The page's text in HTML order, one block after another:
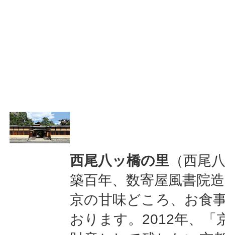
西尾八ッ橋の里 （西尾
築百年、数寄屋風書院
京の甘味どころ、お食
おります。2012年、「